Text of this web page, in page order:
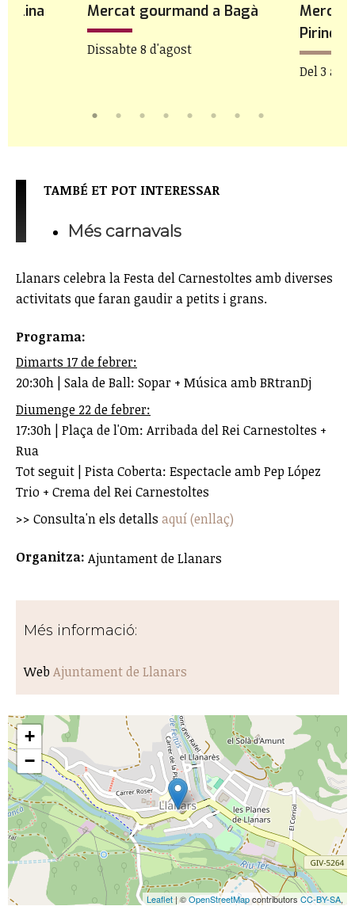
Mercat gourmand a Bagà
Dissabte 8 d'agost
Mercat
Pirineu
Del 3 a 8
TAMBÉ ET POT INTERESSAR
Més carnavals
Llanars celebra la Festa del Carnestoltes amb diverses
activitats que faran gaudir a petits i grans.
Programa:
Dimarts 17 de febrer:
20:30h | Sala de Ball: Sopar + Música amb BRtranDj
Diumenge 22 de febrer:
17:30h | Plaça de l'Om: Arribada del Rei Carnestoltes +
Rua
Tot seguit | Pista Coberta: Espectacle amb Pep López
Trio + Crema del Rei Carnestoltes
>> Consulta'n els detalls aquí (enllaç)
Organitza: Ajuntament de Llanars
Més informació:
Web Ajuntament de Llanars
+
−
Leaflet| ©OpenStreetMapcontributors CC-BY-SA,